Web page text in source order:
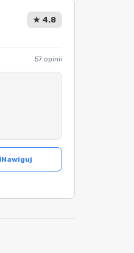
★ 4.8
57 opinii
Nawiguj